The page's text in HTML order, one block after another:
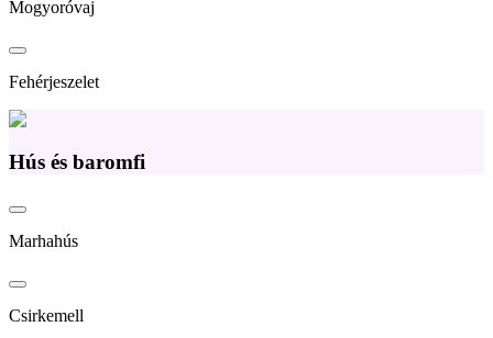
Mogyoróvaj
Fehérjeszelet
Hús és baromfi
Marhahús
Csirkemell